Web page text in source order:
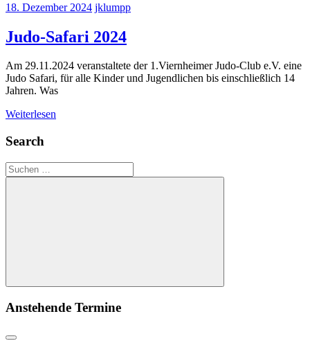
18. Dezember 2024 jklumpp
Judo-Safari 2024
Am 29.11.2024 veranstaltete der 1.Viernheimer Judo-Club e.V. eine
Judo Safari, für alle Kinder und Jugendlichen bis einschließlich 14
Jahren. Was
Weiterlesen
Search
Suchen
nach:
Suchen
Anstehende Termine